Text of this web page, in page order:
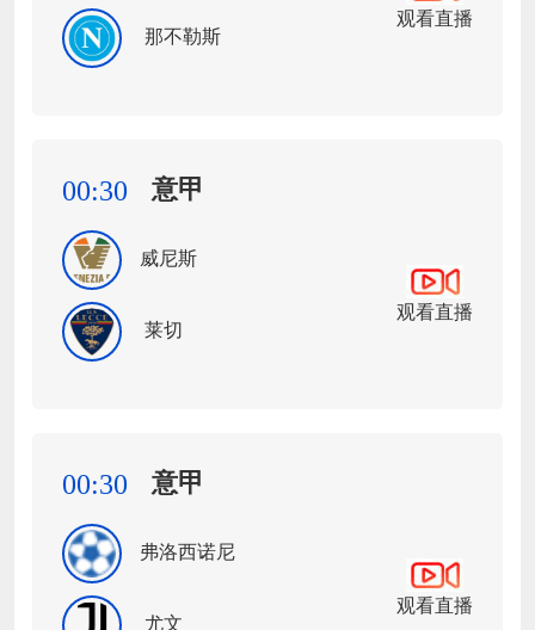
那不勒斯
观看直播
00:30 意甲
威尼斯
莱切
观看直播
00:30 意甲
弗洛西诺尼
尤文
观看直播